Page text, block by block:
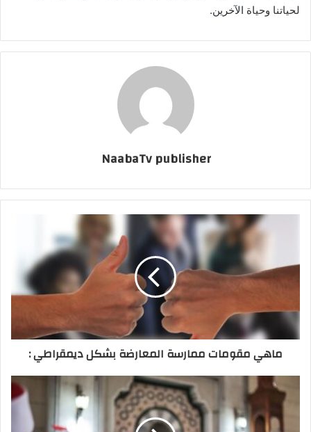
لحياتنا وحياة الآخرين.
NaabaTv publisher
ماهي مقومات ممارسة المعارضة بشكل ديمقراطي :